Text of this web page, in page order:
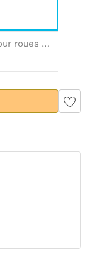
Paire de pneus en silicone pour roues Pololu 60 × 8 mm/70 × 8 mm